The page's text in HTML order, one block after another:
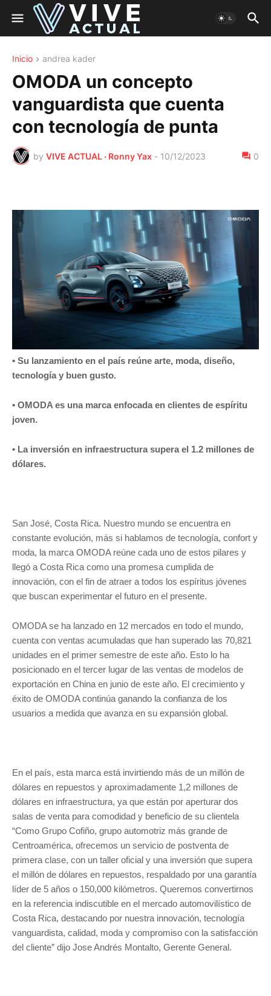
Inicio andrea kader
OMODA un concepto
vanguardista que cuenta
con tecnología de punta
by VIVE ACTUAL · Ronny Yax - 10/12/2023 0
• Su lanzamiento en el país reúne arte, moda, diseño,
tecnología y buen gusto.
• OMODA es una marca enfocada en clientes de espíritu
joven.
• La inversión en infraestructura supera el 1.2 millones de
dólares.
San José, Costa Rica. Nuestro mundo se encuentra en
constante evolución, más si hablamos de tecnología, confort y
moda, la marca OMODA reúne cada uno de estos pilares y
llegó a Costa Rica como una promesa cumplida de
innovación, con el fin de atraer a todos los espíritus jóvenes
que buscan experimentar el futuro en el presente.
OMODA se ha lanzado en 12 mercados en todo el mundo,
cuenta con ventas acumuladas que han superado las 70,821
unidades en el primer semestre de este año. Esto lo ha
posicionado en el tercer lugar de las ventas de modelos de
exportación en China en junio de este año. El crecimiento y
éxito de OMODA continúa ganando la confianza de los
usuarios a medida que avanza en su expansión global.
En el país, esta marca está invirtiendo más de un millón de
dólares en repuestos y aproximadamente 1,2 millones de
dólares en infraestructura, ya que están por aperturar dos
salas de venta para comodidad y beneficio de su clientela
“Como Grupo Cofiño, grupo automotriz más grande de
Centroamérica, ofrecemos un servicio de postventa de
primera clase, con un taller oficial y una inversión que supera
el millón de dólares en repuestos, respaldado por una garantía
líder de 5 años o 150,000 kilómetros. Queremos convertirnos
en la referencia indiscutible en el mercado automovilístico de
Costa Rica, destacando por nuestra innovación, tecnología
vanguardista, calidad, moda y compromiso con la satisfacción
del cliente” dijo Jose Andrés Montalto, Gerente General.